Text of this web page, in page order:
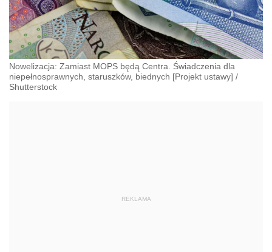
Nowelizacja: Zamiast MOPS będą Centra. Świadczenia dla
niepełnosprawnych, staruszków, biednych [Projekt ustawy] /
Shutterstock